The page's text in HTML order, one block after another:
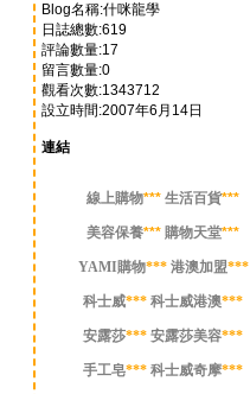
Blog名稱:什咪龍學
日誌總數:619
評論數量:17
留言數量:0
觀看次數:1343712
設立時間:2007年6月14日
連結
線上購物*** 生活百貨***
美容保養*** 購物天堂***
YAMI購物*** 港澳加盟***
科士威*** 科士威港澳***
安露莎*** 安露莎美容***
手工皂*** 科士威奇摩***